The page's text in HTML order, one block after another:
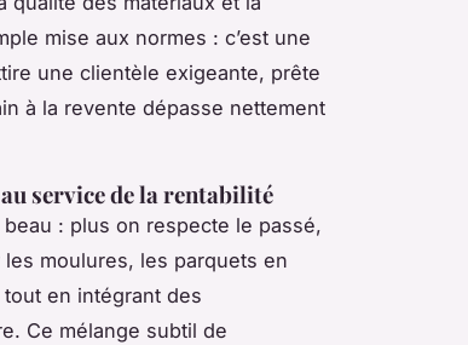
mise aux normes : c’est une
une clientèle exigeante, prête
à la revente dépasse nettement
service de la rentabilité
: plus on respecte le passé,
moulures, les parquets en
en intégrant des
Ce mélange subtil de